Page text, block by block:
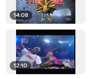
14:08
12:10